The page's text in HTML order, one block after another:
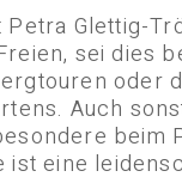
Glettig-
sei dies
oder
Auch
beim
ist eine